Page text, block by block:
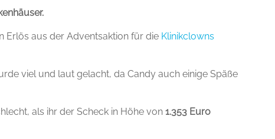
Erlös aus der Adventsaktion für die Klinikclowns
viel und laut gelacht, da Candy auch einige Späße
als ihr der Scheck in Höhe von 1.353 Euro